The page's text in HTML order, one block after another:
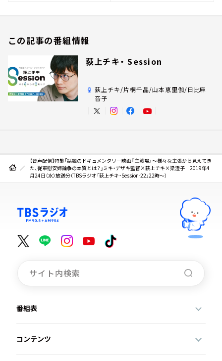
この記事の番組情報
荻上チキ・ Session
荻上チキ/片桐千晶/山本恵里伽/日比麻
音子
【音声配信】特集「話題のドキュメンタリー映画『主戦場』～様々な主張から見えてき
た、従軍慰安婦論争の本質とは？」ミキ・デザキ監督×荻上チキ×梁澄子 2019年4
月24日（水）放送分（TBSラジオ「荻上チキ・Session-22」22時～）
番組表
コンテンツ